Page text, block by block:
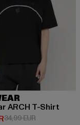
ARCH T-Shirt
Preis: 29,04 EUR
34,99 EURAktionspreis: